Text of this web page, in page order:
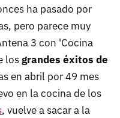
ha pasado por
pero parece muy
3 con 'Cocina
losgrandes éxitos de
en abril por 49 mes
en la cocina de los
, vuelve a sacar a la